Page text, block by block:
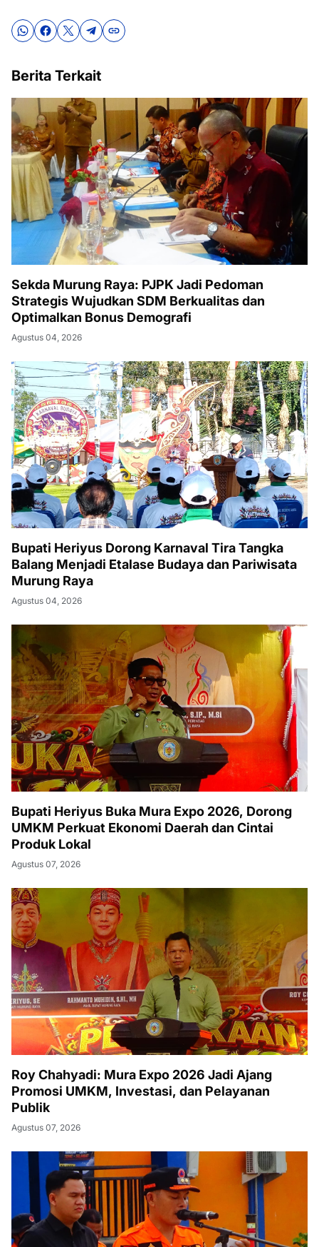
Berita Terkait
Sekda Murung Raya: PJPK Jadi Pedoman
Strategis Wujudkan SDM Berkualitas dan
Optimalkan Bonus Demografi
Agustus 04, 2026
Bupati Heriyus Dorong Karnaval Tira Tangka
Balang Menjadi Etalase Budaya dan Pariwisata
Murung Raya
Agustus 04, 2026
Bupati Heriyus Buka Mura Expo 2026, Dorong
UMKM Perkuat Ekonomi Daerah dan Cintai
Produk Lokal
Agustus 07, 2026
Roy Chahyadi: Mura Expo 2026 Jadi Ajang
Promosi UMKM, Investasi, dan Pelayanan
Publik
Agustus 07, 2026